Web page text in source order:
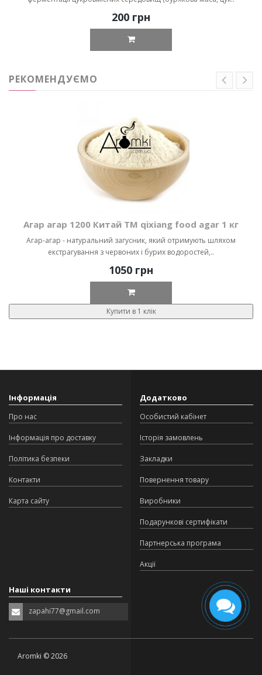
200 грн
РЕКОМЕНДУЄМО
Агар агар 1200 Китай ТМ qixiang food agar 1 кг
Агар-агар - натуральний загусник, який отримують шляхом
екстрагування з червоних і бурих водоростей,..
1050 грн
Купити в 1 клік
Інформація
Про нас
Інформація про доставку
Політика безпеки
Контакти
Карта сайту
Додатково
Особистий кабінет
Історія замовлень
Закладки
Повернення товару
Виробники
Подарункові сертифікати
Партнерська програма
Акції
Наші контакти
zapahi77@gmail.com
Aromki © 2026